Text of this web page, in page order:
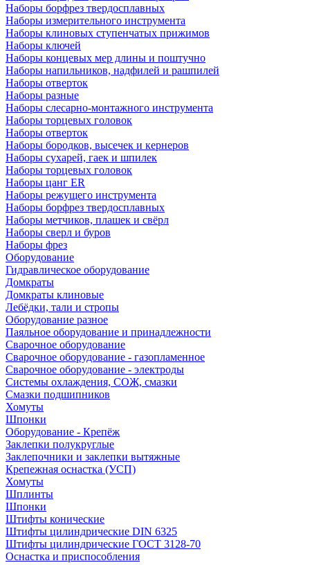
Наборы борфрез твердосплавных
Наборы измерительного инструмента
Наборы клиновых ступенчатых прижимов
Наборы ключей
Наборы концевых мер длины и поштучно
Наборы напильников, надфилей и рашпилей
Наборы отверток
Наборы разные
Наборы слесарно-монтажного инструмента
Наборы торцевых головок
Наборы отверток
Наборы бородков, высечек и кернеров
Наборы сухарей, гаек и шпилек
Наборы торцевых головок
Наборы цанг ER
Наборы режущего инструмента
Наборы борфрез твердосплавных
Наборы метчиков, плашек и свёрл
Наборы сверл и буров
Наборы фрез
Оборудование
Гидравлическое оборудование
Домкраты
Домкраты клиновые
Лебёдки, тали и стропы
Оборудование разное
Паяльное оборудование и принадлежности
Сварочное оборудование
Сварочное оборудование - газопламенное
Сварочное оборудование - электроды
Системы охлаждения, СОЖ, смазки
Смазки подшипников
Хомуты
Шпонки
Оборудование - Крепёж
Заклепки полукруглые
Заклепочники и заклепки вытяжные
Крепежная оснастка (УСП)
Хомуты
Шплинты
Шпонки
Штифты конические
Штифты цилиндрические DIN 6325
Штифты цилиндрические ГОСТ 3128-70
Оснастка и приспособления